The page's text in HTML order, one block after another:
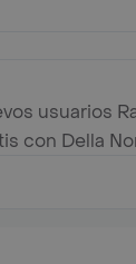
usuarios
con Della